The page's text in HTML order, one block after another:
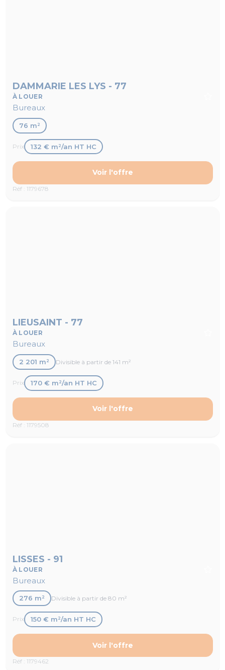
DAMMARIE LES LYS - 77
À LOUER
Bureaux
76 m²
Prix 132 € m²/an HT HC
Réf : 1179678
Voir l'offre
LIEUSAINT - 77
À LOUER
Bureaux
2 201 m² Divisible à partir de 141 m²
Prix 170 € m²/an HT HC
Réf : 1179508
Voir l'offre
LISSES - 91
À LOUER
Bureaux
276 m² Divisible à partir de 80 m²
Prix 150 € m²/an HT HC
Réf : 1179462
Voir l'offre